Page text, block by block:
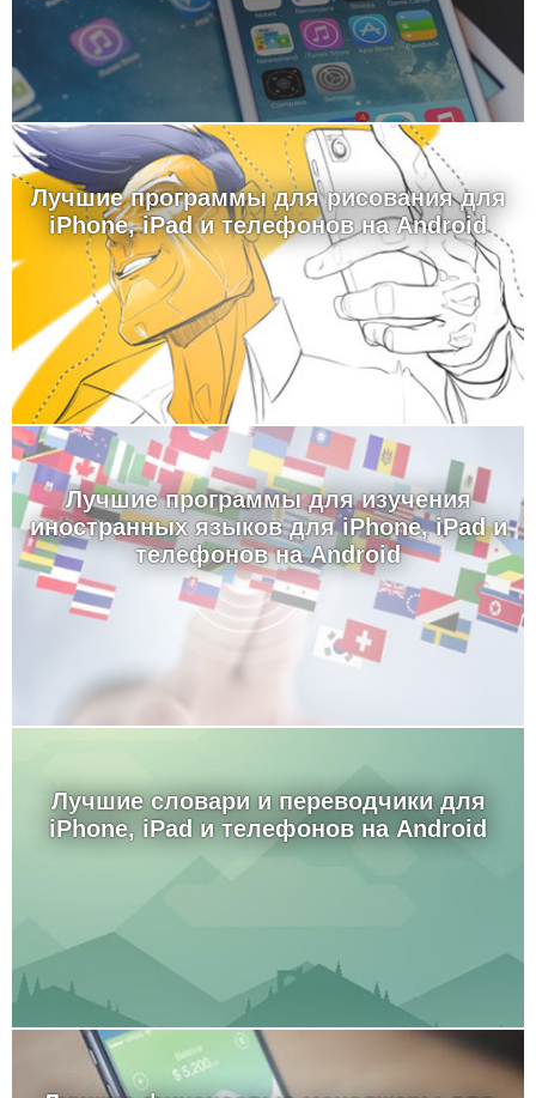
Лучшие программы для рисования для
iPhone, iPad и телефонов на Android
Лучшие программы для изучения
иностранных языков для iPhone, iPad и
телефонов на Android
Лучшие словари и переводчики для
iPhone, iPad и телефонов на Android